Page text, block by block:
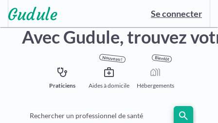
Se connecter
Avec Gudule,trouvez
stethoscope
Praticiens
Nouveau !
medical_services
Aides à domicile
Bientôt
holiday_village
Hébergements
Rechercher un professionnel de santé search